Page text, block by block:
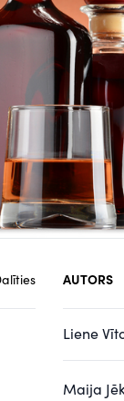
AUTORS
Liene
Maija